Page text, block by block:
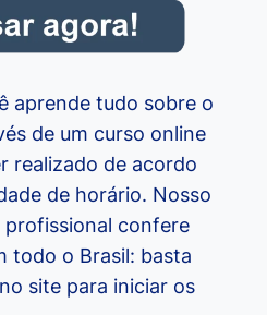
aprende tudo sobre o
de um curso online
realizado de acordo
de horário. Nosso
profissional confere
todo o Brasil: basta
site para iniciar os